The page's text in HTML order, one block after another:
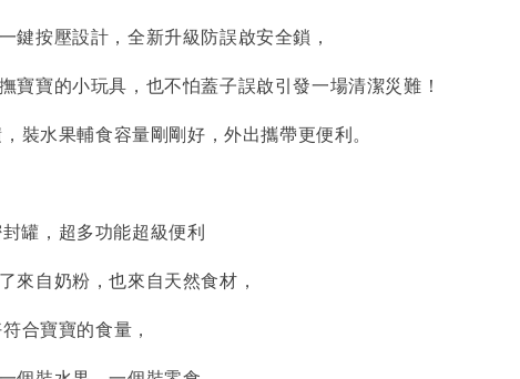
鍵按壓設計，全新升級防誤啟安全鎖，
寶寶的小玩具，也不怕蓋子誤啟引發一場清潔災難！
裝水果輔食容量剛剛好，外出攜帶更便利。
罐，超多功能超級便利
來自奶粉，也來自天然食材，
合寶寶的食量，